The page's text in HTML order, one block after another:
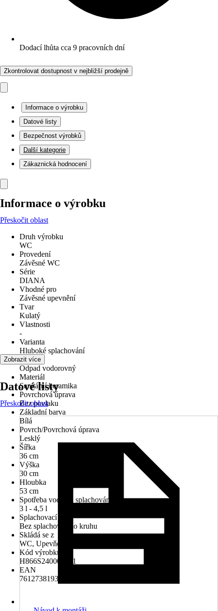
Dodací lhůta cca 9 pracovních dní
Zkontrolovat dostupnost v nejbližší prodejně
Informace o výrobku
Datové listy
Bezpečnost výrobků
Další kategorie
Zákaznická hodnocení
Informace o výrobku
Přeskočit oblast
Druh výrobku
WC
Provedení
Závěsné WC
Série
DIANA
Vhodné pro
Závěsné upevnění
Tvar
Kulatý
Vlastnosti
-
Varianta
Hluboké splachování
Odpad
Odpad vodorovný
Materiál
Sanitární keramika
Povrchová úprava
Bez povlaku
Základní barva
Bílá
Povrch/Povrchová úprava
Lesklý
Šířka
36 cm
Výška
30 cm
Hloubka
53 cm
Spotřeba vody na splachování
3 l - 4,5 l
Splachovací kruh
Bez splachovacího kruhu
Skládá se z
WC, Upevňovací materiál, WC sedátko
Kód výrobku
H866S240000001
EAN
7612738193232
Zobrazit více
Datové listy
Přeskočit oblast